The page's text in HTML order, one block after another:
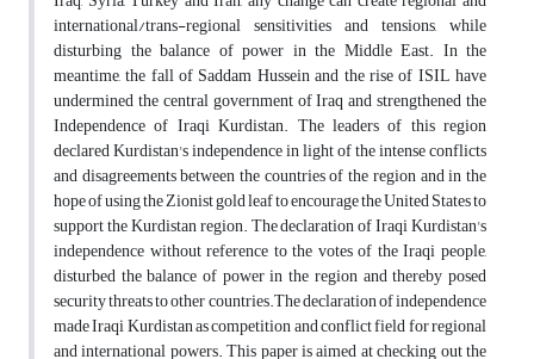
international/trans-regional sensitivities and tensions, while
disturbing the balance of power in the Middle East. In the
meantime, the fall of Saddam Hussein and the rise of ISIL have
undermined the central government of Iraq and strengthened the
Independence of Iraqi Kurdistan. The leaders of this region
declared Kurdistan's independence in light of the intense conflicts
and disagreements between the countries of the region and in the
hope of using the Zionist gold leaf to encourage the United States to
support the Kurdistan region. The declaration of Iraqi Kurdistan's
independence without reference to the votes of the Iraqi people,
disturbed the balance of power in the region and thereby posed
security threats to other countries.The declaration of independence
made Iraqi Kurdistan as competition and conflict field for regional
and international powers. This paper is aimed at checking out the